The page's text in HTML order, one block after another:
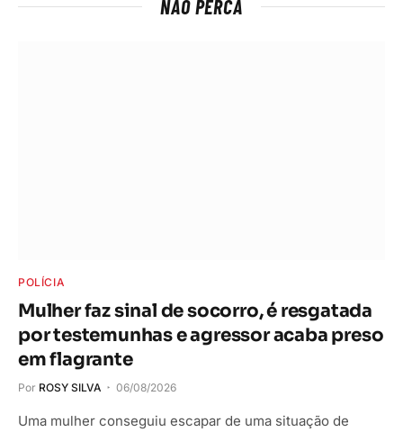
NÃO PERCA
POLÍCIA
Mulher faz sinal de socorro, é resgatada
por testemunhas e agressor acaba preso
em flagrante
Por ROSY SILVA 06/08/2026
Uma mulher conseguiu escapar de uma situação de